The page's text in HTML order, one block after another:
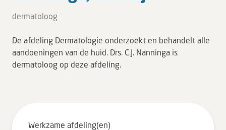
Tarieven en vergoeding
Uw gegevens
Wachttijden
Werken bij DZ
dermatoloog
De afdeling Dermatologie onderzoekt en behandelt alle
aandoeningen van de huid. Drs. C.J. Nanninga is
dermatoloog op deze afdeling.
Werkzame afdeling(en)